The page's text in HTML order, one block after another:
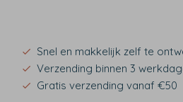
Snel en makkelijk zelf te
Verzending binnen 3
Gratis verzending vanaf €50